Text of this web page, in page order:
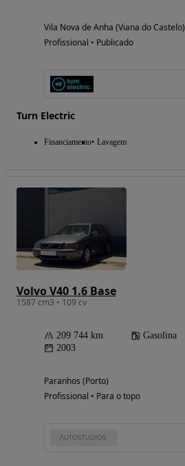
Vila Nova de Anha (Viana do Castelo)
Profissional • Publicado
Turn Electric
Financiamento Lavagem
Volvo V40 1.6 Base
1587 cm3 • 109 cv
209 744 km Gasolina
2003
Paranhos (Porto)
Profissional • Para o topo